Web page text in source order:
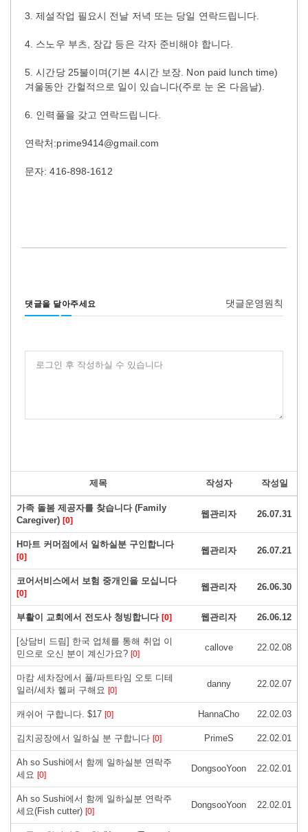
3.제설작업 필요시 전날 저녁 또는 당일 연락드립니다
4. 스노우 부츠 장갑 등은 각자 준비해야 합니다.
5.시간당25불이며 (기본 4시간 보장 . Non paid lunch time)
겨울동안 간헐적으로 일이 있습니다(주로 눈 온 다음날).
6. 인력풀을 갖고 연락드립니다.
연락처 :prime9414@gmail.com
문자: 416-898-1612
댓글을 달아주세요 댓글운영원칙
로그인 후 작성하실 수 있습니다
제목 작성자 작성일
가족 돌봄 제공자를 찾습니다 (Family
Caregiver) [0]
웹관리자 26.07.31
H마트 커머점에서 일하실분 구인합니다
[0]
웹관리자 26.07.21
코어서비스에서 보험 중개인을 모십니다
[0]
웹관리자 26.06.30
부활이 교회에서 전도사 청빙합니다 [0] 웹관리자 26.06.12
[상담비 드림] 한국 업체를 통해 취업 이
민으로 오신 분이 계신가요? [0]
callove 22.02.08
마캄 세차장에서 풀/파트타임 오토 디테
일러/세차 헬퍼 구해요 [0]
danny 22.02.07
캐쉬어 구합니다. $17 [0] HannaCho 22.02.03
김치공장에서 일하실 분 구합니다 [0] PrimeS 22.02.01
Ah so Sushi에서 함께 일하실분 연락주
세요 [0]
DongsooYoon 22.02.01
Ah so Sushi에서 함께 일하실분 연락주
세요(Fish cutter) [0]
DongsooYoon 22.02.01